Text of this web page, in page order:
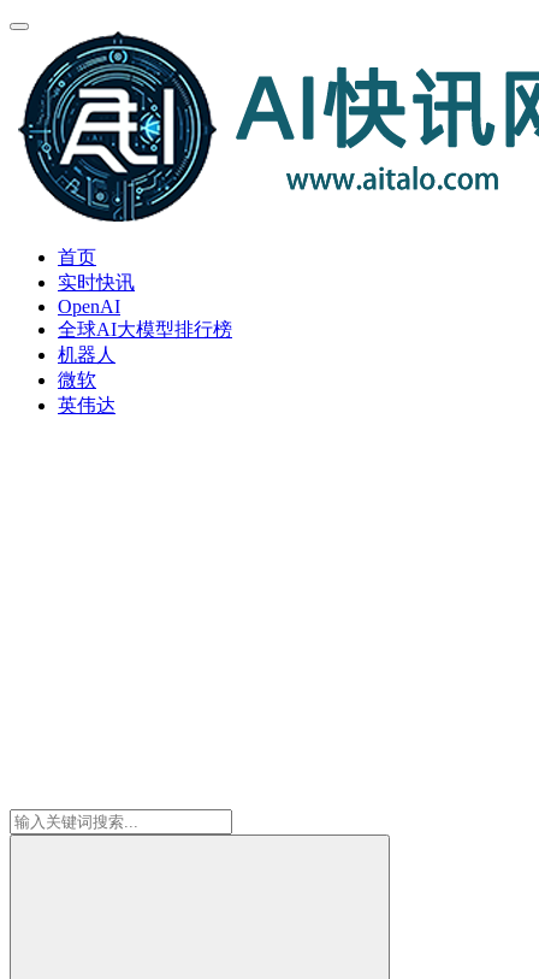
首页
实时快讯
OpenAI
全球AI大模型排行榜
机器人
微软
英伟达